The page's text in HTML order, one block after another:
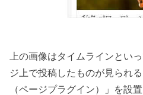
上の画像はタイムラインとい
ジ上で投稿したものが見られ
（ページプラグイン）」を設